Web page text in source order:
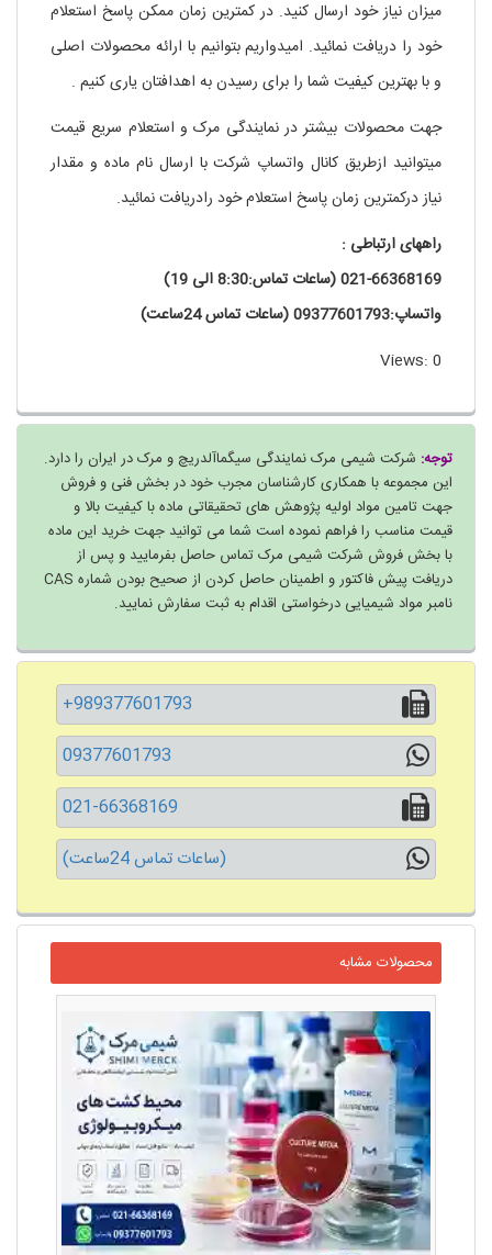
میزان نیاز خود ارسال کنید. در کمترین زمان ممکن پاسخ استعلام
خود را دریافت نمائید. امیدواریم بتوانیم با ارائه محصولات اصلی
و با بهترین کیفیت شما را برای رسیدن به اهدافتان یاری کنیم .
جهت محصولات بیشتر در نمایندگی مرک و استعلام سریع قیمت
میتوانید ازطریق کانال واتساپ شرکت با ارسال نام ماده و مقدار
نیاز درکمترین زمان پاسخ استعلام خود رادریافت نمائید.
راههای ارتباطی :
021-66368169 (ساعات تماس:8:30 الی 19)
واتساپ:09377601793 (ساعات تماس 24ساعت)
Views: 0
توجه: شرکت شیمی مرک نمایندگی سیگماآلدریچ و مرک در ایران را دارد.
این مجموعه با همکاری کارشناسان مجرب خود در بخش فنی و فروش
جهت تامین مواد اولیه پژوهش های تحقیقاتی ماده با کیفیت بالا و
قیمت مناسب را فراهم نموده است شما می توانید جهت خرید این ماده
با بخش فروش شرکت شیمی مرک تماس حاصل بفرمایید و پس از
دریافت پیش فاکتور و اطمینان حاصل کردن از صحیح بودن شماره CAS
نامبر مواد شیمیایی درخواستی اقدام به ثبت سفارش نمایید.
+989377601793
09377601793
021-66368169
(ساعات تماس 24ساعت)
محصولات مشابه